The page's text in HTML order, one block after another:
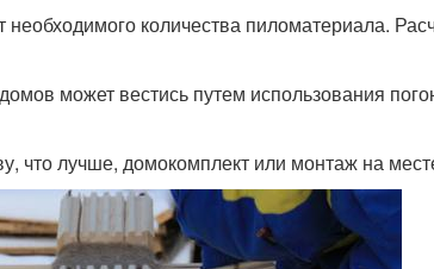
количества пиломатериала.
может вестись путем использования
что лучше, домокомплект или монтаж на